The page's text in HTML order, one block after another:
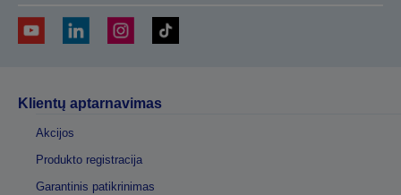
Klientų aptarnavimas
Akcijos
Produkto registracija
Garantinis patikrinimas